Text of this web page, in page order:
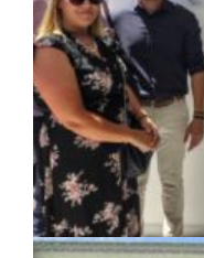
ΚΟΙΝΩΝΙΑ | 07/08/2026